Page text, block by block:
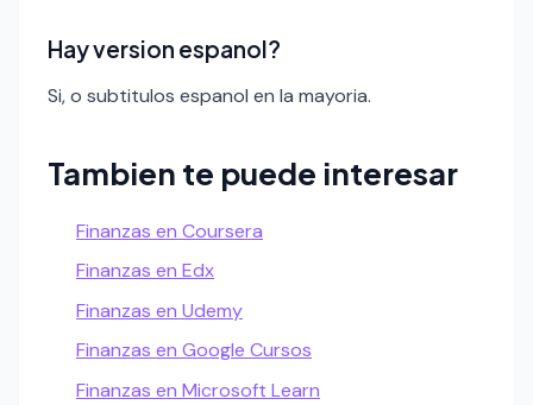
Hay version espanol?
Si, o subtitulos espanol en la mayoria.
Tambien te puede interesar
Finanzas en Coursera
Finanzas en Edx
Finanzas en Udemy
Finanzas en Google Cursos
Finanzas en Microsoft Learn